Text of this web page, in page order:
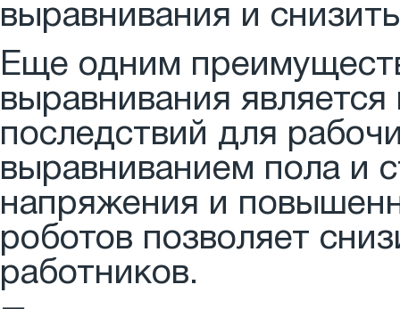
выравнивания и
Еще одним
выравнивания
последствий для
выравниванием пола и
напряжения и
роботов позволяет
работников.